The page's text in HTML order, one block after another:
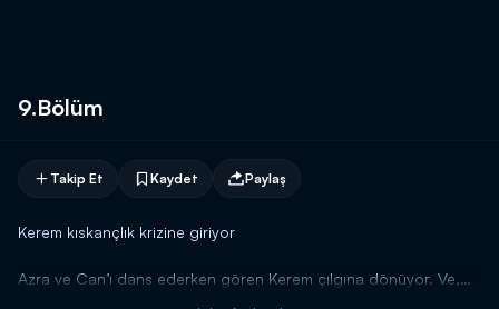
9.Bölüm
Takip Et Kaydet Paylaş
Kerem kıskançlık krizine giriyor
Azra ve Can’ı dans ederken gören Kerem çılgına dönüyor. Ve,